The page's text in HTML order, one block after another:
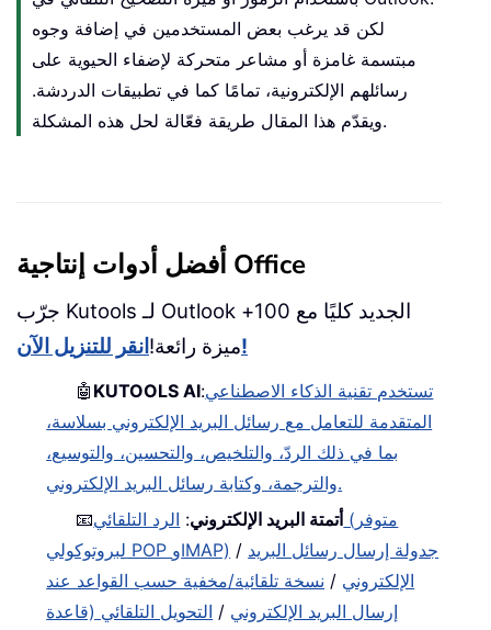
لكن قد يرغب بعض المستخدمين في إضافة وجوه
مبتسمة غامزة أو مشاعر متحركة لإضفاء الحيوية على
رسائلهم الإلكترونية، تمامًا كما في تطبيقات الدردشة.
ويقدّم هذا المقال طريقة فعّالة لحل هذه المشكلة.
أفضل أدوات إنتاجية Office
جرّب Kutools لـ Outlook الجديد كليًا مع 100+
ميزة رائعة!انقر للتنزيل الآن!
🤖 KUTOOLS AI:تستخدم تقنية الذكاء الاصطناعي
المتقدمة للتعامل مع رسائل البريد الإلكتروني بسلاسة،
بما في ذلك الردّ، والتلخيص، والتحسين، والتوسيع،
والترجمة، وكتابة رسائل البريد الإلكتروني.
📧
أتمتة البريد الإلكتروني: الرد التلقائي (متوفر
لبروتوكولي POP وIMAP) / جدولة إرسال رسائل البريد
الإلكتروني / نسخة تلقائية/مخفية حسب القواعد عند
إرسال البريد الإلكتروني / التحويل التلقائي (قاعدة